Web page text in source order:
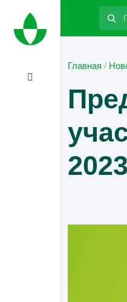
Поиск:
Главная /
2023